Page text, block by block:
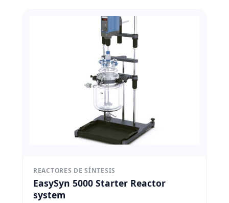
REACTORES DE SÍNTESIS
EasySyn 5000 Starter Reactor
system